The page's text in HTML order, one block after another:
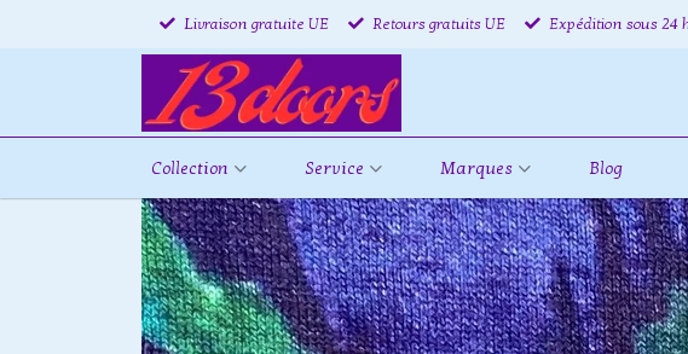
Livraison gratuite UE Retours gratuits UE Expédition sous 24
Collection Service Marques Blog